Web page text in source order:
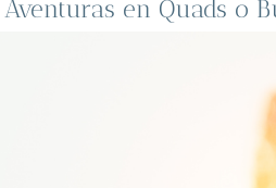
Aventuras en Quads o